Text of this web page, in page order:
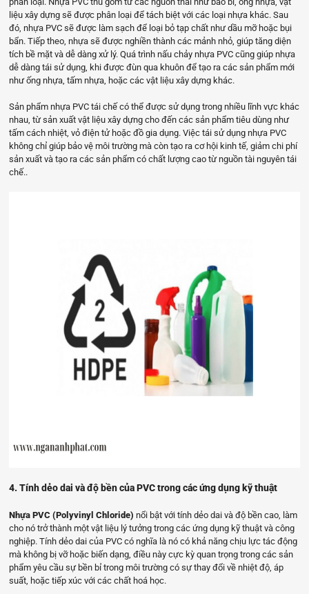
liệu xây dựng sẽ được phân loại để tách biệt với các loại nhựa khác. Sau
đó, nhựa PVC sẽ được làm sạch để loại bỏ tạp chất như dầu mỡ hoặc bụi
bẩn. Tiếp theo, nhựa sẽ được nghiền thành các mảnh nhỏ, giúp tăng diện
tích bề mặt và dễ dàng xử lý. Quá trình nấu chảy nhựa PVC cũng giúp nhựa
dễ dàng tái sử dụng, khi được đùn qua khuôn để tạo ra các sản phẩm mới
như ống nhựa, tấm nhựa, hoặc các vật liệu xây dựng khác.
Sản phẩm nhựa PVC tái chế có thể được sử dụng trong nhiều lĩnh vực khác
nhau, từ sản xuất vật liệu xây dựng cho đến các sản phẩm tiêu dùng như
tấm cách nhiệt, vỏ điện tử hoặc đồ gia dụng. Việc tái sử dụng nhựa PVC
không chỉ giúp bảo vệ môi trường mà còn tạo ra cơ hội kinh tế, giảm chi phí
sản xuất và tạo ra các sản phẩm có chất lượng cao từ nguồn tài nguyên tái
chế..
4. Tính dẻo dai và độ bền của PVC trong các ứng dụng kỹ thuật
Nhựa PVC (Polyvinyl Chloride) nổi bật với tính dẻo dai và độ bền cao, làm
cho nó trở thành một vật liệu lý tưởng trong các ứng dụng kỹ thuật và công
nghiệp. Tính dẻo dai của PVC có nghĩa là nó có khả năng chịu lực tác động
mà không bị vỡ hoặc biến dạng, điều này cực kỳ quan trọng trong các sản
phẩm yêu cầu sự bền bỉ trong môi trường có sự thay đổi về nhiệt độ, áp
suất, hoặc tiếp xúc với các chất hoá học.